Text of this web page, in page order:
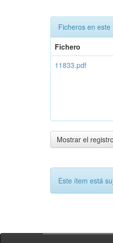
Ficheros en este
Fichero
11833.pdf
Mostrar el
Este ítem está